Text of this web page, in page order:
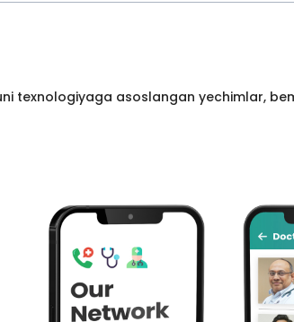
texnologiyaga asoslangan yechimlar,